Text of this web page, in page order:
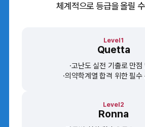
체계적으로 등급을 올릴
Level1
Quetta
고난도 실전 기출로 만점
의약학계열 합격 위한 필수
Level2
Ronna